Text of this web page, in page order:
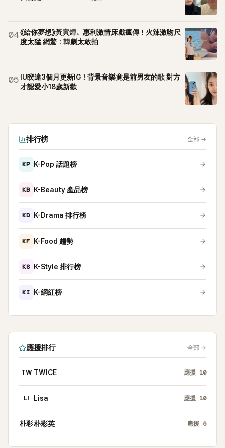
04《給你夢想》黃寅燁、惠利激情床戲瘋傳！火辣激吻尺
度太猛 網驚：韓劇太敢拍
05 IU睽違3個月更新IG！背景音樂竟是前男友的歌 對方
才認愛小18歲新歡
排行榜 全部 →
KP K-Pop 話題榜
KB K-Beauty 產品榜
KD K-Drama 排行榜
KF K-Food 趨勢
KS K-Style 排行榜
KI K-網紅榜
應援排行 全部 →
TW TWICE 應援 10
LI Lisa 應援 10
朴彩朴彩英 應援 5